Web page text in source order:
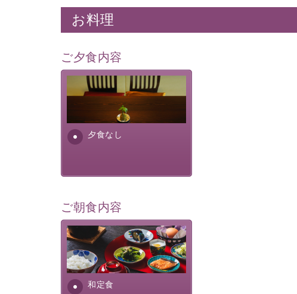
お料理
ご夕食内容
夕食なし
夕食なしご夕食を追加される
場合は、二食付きのプランを
お選びくださいませ。
ご朝食内容
和定食
さっぱりとした和食膳に使わ
れる食材は、諏訪の名産品を
ふんだんに取り入れ、安心・
安全を心掛けた長野県産...